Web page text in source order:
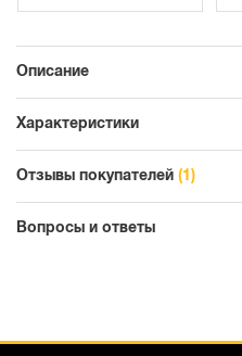
Описание
Характеристики
Отзывы покупателей (1)
Вопросы и ответы